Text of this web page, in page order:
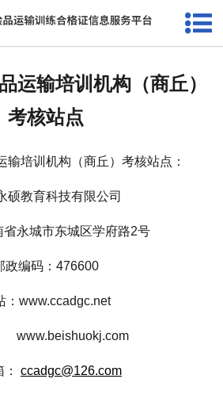
网站首页
民航要闻
关于我们
运输培训机构（商丘）
考核站点
输培训机构（商丘）考核站点：
硕教育科技有限公司
省永城市东城区学府路2号
政编码：476600
：www.ccadgc.net
ccadgc@126.com